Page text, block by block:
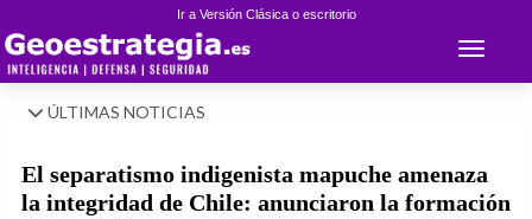
Ir a Versión Clásica o escritorio
Toggle
ÚLTIMAS NOTICIAS
El separatismo indigenista mapuche amenaza
la integridad de Chile: anunciaron la formación